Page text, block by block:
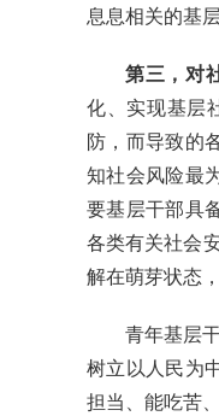
息息相关的基
第三，对
化、实现基层
防，而导致的
知社会风险最
要基层干部具
各类有关社会
解在萌芽状态
青年基层
树立以人民为
担当、能吃苦